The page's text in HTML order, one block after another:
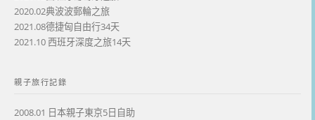
2020.02典波波郵輪之旅
2021.08德捷匈自由行34天
2021.10 西班牙深度之旅14天
親子旅行記錄
2008.01 日本親子東京5日自助